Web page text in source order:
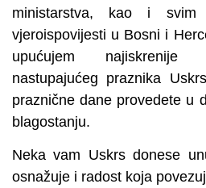
ministarstva, kao i svim
vjeroispovijesti u Bosni i
upućujem najiskrenije
nastupajućeg praznika
praznične dane provedete u
blagostanju.
Neka vam Uskrs donese
osnažuje i radost koja